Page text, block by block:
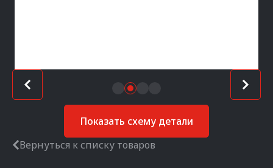
Показать схему детали
Вернуться к списку товаров